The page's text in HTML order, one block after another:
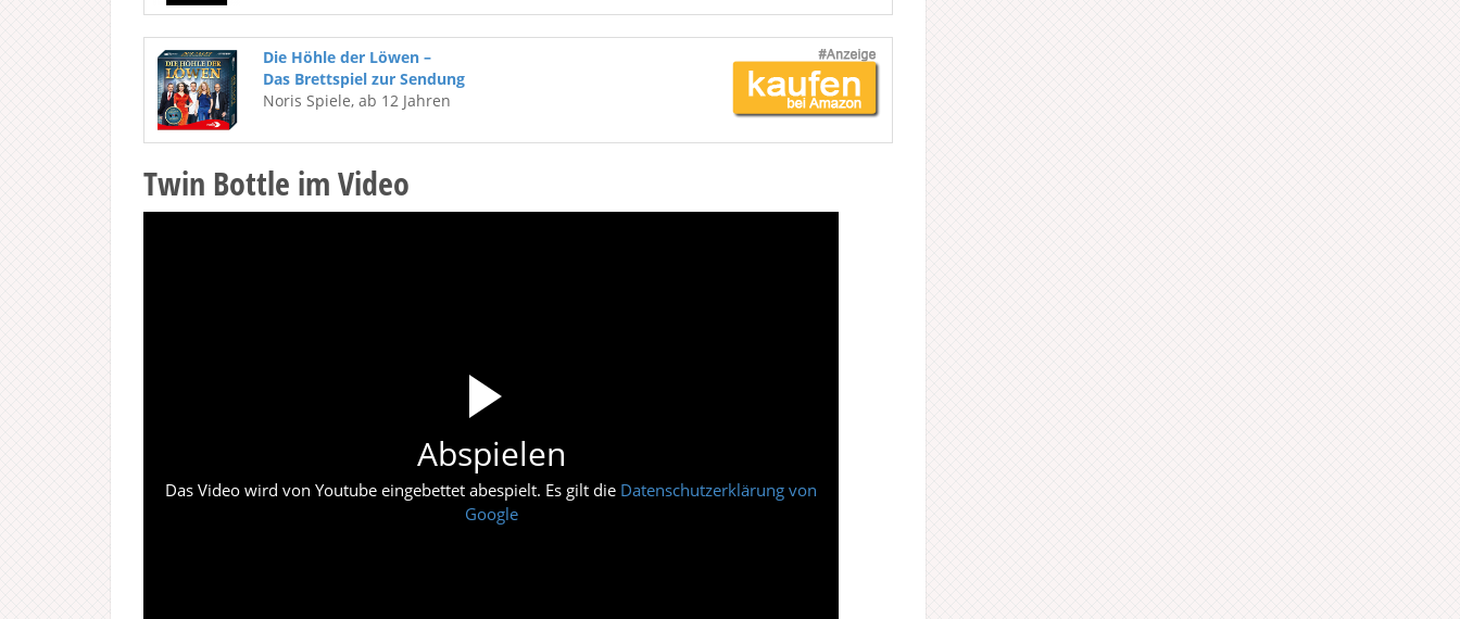
Die Höhle der Löwen –
Das Brettspiel zur Sendung
Noris Spiele, ab 12 Jahren
Twin Bottle im Video
Abspielen
Das Video wird von Youtube eingebettet abespielt. Es gilt die Datenschutzerklärung von
Google